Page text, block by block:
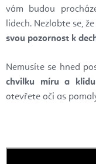
vám budou
lidech. Nezlobte se,
svou pozornost k
Nemusíte se hned
chvilku míru a
otevřete oči as